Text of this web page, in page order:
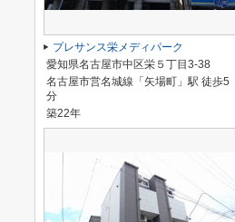
プレサンス栄メディパーク
愛知県名古屋市中区栄５丁目3-38
名古屋市営名城線「矢場町」駅 徒歩5
分
築22年